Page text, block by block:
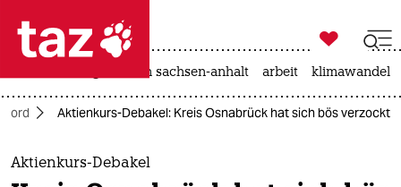
 taz zahl ich
taz zahl ich
themen

taz zahl ich
landtagswahl in sachsen-anhalt arbeit klimawandel
Nord Aktienkurs-Debakel: Kreis Osnabrück hat sich bös verzockt
Aktienkurs-Debakel